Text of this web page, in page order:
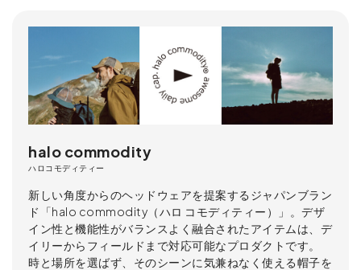
halo commodity
ハロコモディティー
新しい角度からのヘッドウェアを提案するジャパンブラン
ド「halo commodity（ハロ コモディティー）」。デザ
イン性と機能性がバランスよく融合されたアイテムは、デ
イリーからフィールドまで対応可能なプロダクトです。
時と場所を選ばず、そのシーンに気兼ねなく使える帽子を